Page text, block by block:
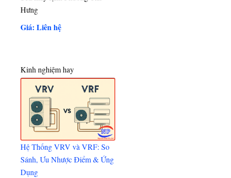
Hưng
Giá: Liên hệ
Kinh nghiệm hay
Hệ Thống VRV và VRF: So
Sánh, Ưu Nhược Điểm & Ứng
Dụng